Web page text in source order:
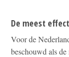
De meest
Voor de
beschouwd als